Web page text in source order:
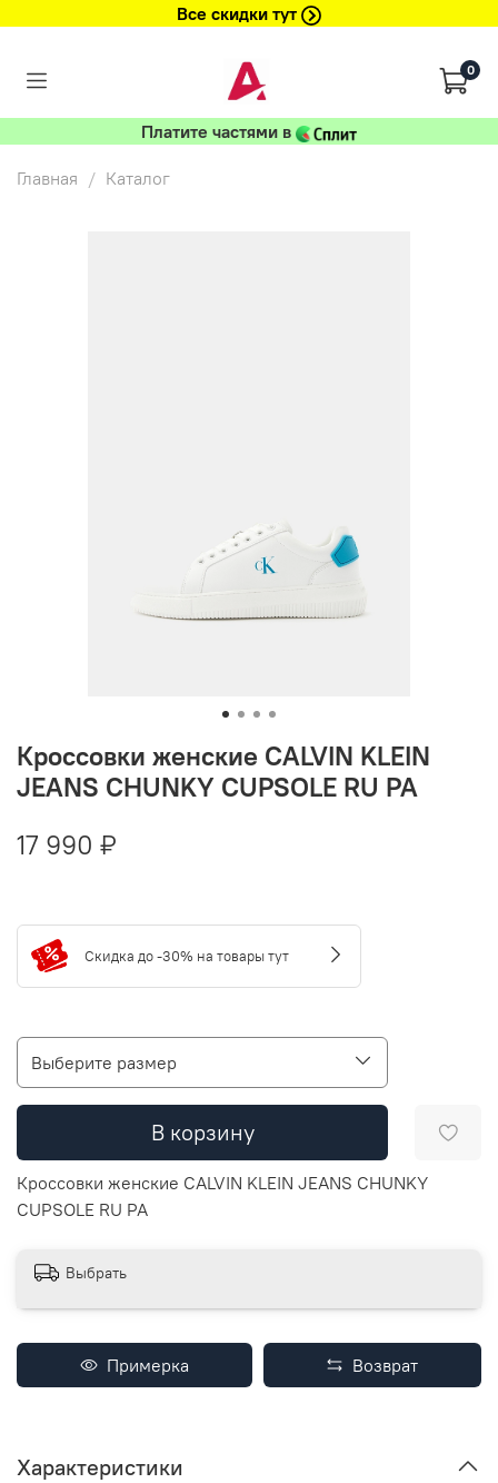
Все скидки тут
0
Платите частями в
Главная Каталог
Кроссовки женские CALVIN KLEIN
JEANS CHUNKY CUPSOLE RU PA
17 990 ₽
Скидка до -30% на товары тут
Выберите размер
В корзину
Кроссовки женские CALVIN KLEIN JEANS CHUNKY
CUPSOLE RU PA
Выбрать
Примерка Возврат
Характеристики